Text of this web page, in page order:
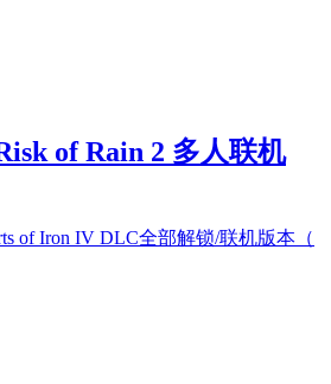
of Rain 2 多人联机